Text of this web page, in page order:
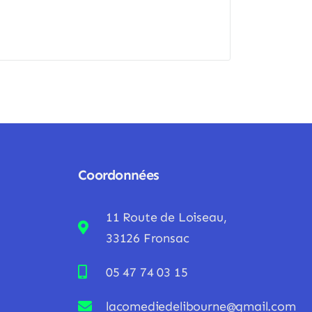
Coordonnées
11 Route de Loiseau,
33126 Fronsac
05 47 74 03 15
lacomediedelibourne@gmail.com